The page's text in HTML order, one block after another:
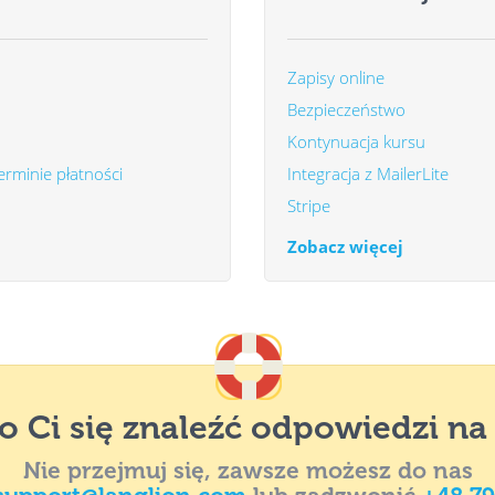
płatności
Zapisy online
Bezpieczeństwo
Kontynuacja kursu
Integracja z MailerLite
Stripe
Zobacz więcej
Ci się znaleźć odpowiedzi
Nie przejmuj się, zawsze możesz do nas